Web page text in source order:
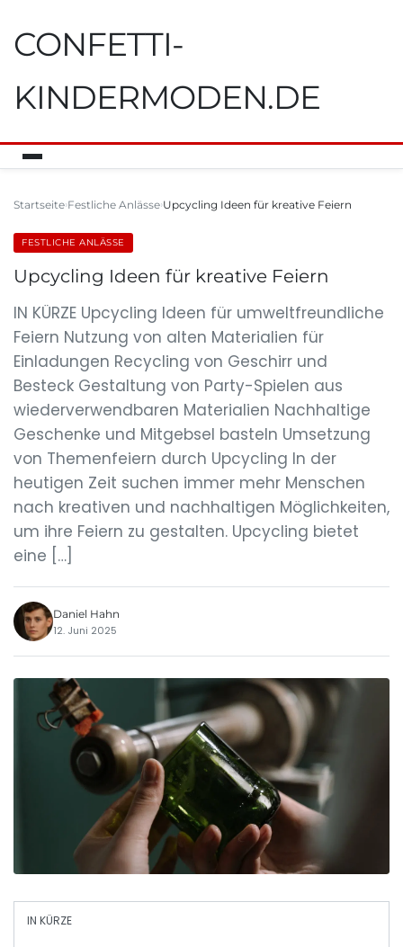
CONFETTI-
KINDERMODEN.DE
Startseite Festliche Anlässe Upcycling Ideen für kreative Feiern
FESTLICHE ANLÄSSE
Upcycling Ideen für kreative Feiern
IN KÜRZE Upcycling Ideen für umweltfreundliche
Feiern Nutzung von alten Materialien für
Einladungen Recycling von Geschirr und
Besteck Gestaltung von Party-Spielen aus
wiederverwendbaren Materialien Nachhaltige
Geschenke und Mitgebsel basteln Umsetzung
von Themenfeiern durch Upcycling In der
heutigen Zeit suchen immer mehr Menschen
nach kreativen und nachhaltigen Möglichkeiten,
um ihre Feiern zu gestalten. Upcycling bietet
eine […]
Daniel Hahn
12. Juni 2025
IN KÜRZE